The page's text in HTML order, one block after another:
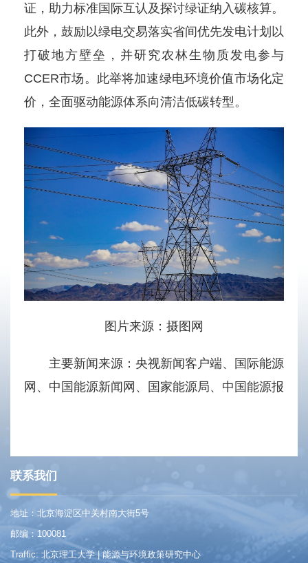
证，助力标准国际互认及探讨绿证纳入碳核算。
此外，鼓励以绿电交易落实省间优先发电计划以
打破地方壁垒，并研究农林生物质发电参与
CCER市场。此举将加速绿电环境价值市场化定
价，全面驱动能源体系向清洁低碳转型。
图片来源：摄图网
主要新闻来源：央视新闻客户端、国际能源
网、中国能源新闻网、国家能源局、中国能源报
联系我们
地址：北京海淀区中关村南大街5号
邮编：100081
Traffic: 北京理工大学 | 能源与环境政策研究中心